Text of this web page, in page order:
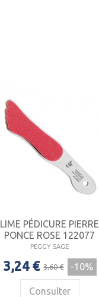
LIME PÉDICURE PIERRE
PONCE ROSE 122077
PEGGY SAGE
3,24 € 3,60 € -10%
Consulter